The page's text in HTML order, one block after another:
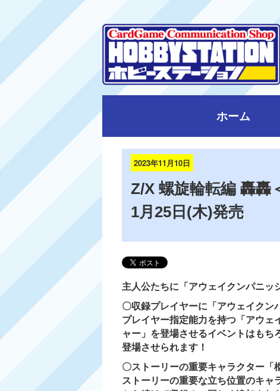
ホーム
2023年11月10日
Z/X 螺旋輪転編 轟轟
1月25日(木)発売
主人公たちに「アウェイクンパニッ
〇収録プレイヤーに「アウェイクン
プレイヤー指定能力を持つ「アウ
ャー」を登場させるイベントはも
登場させられます！
〇ストーリーの重要キャラクター「
ストーリーの重要な立ち位置のキャ